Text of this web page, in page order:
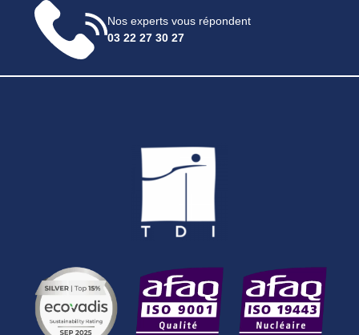
Nos experts vous répondent
03 22 27 30 27